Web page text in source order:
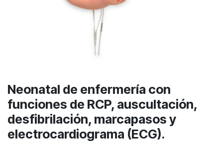
Neonatal de enfermería con
funciones de RCP, auscultación,
desfibrilación, marcapasos y
electrocardiograma (ECG).